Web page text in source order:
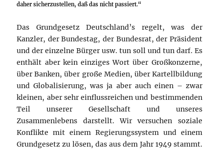
daher sicherzustellen, daß das nicht passiert.“
Das Grundgesetz Deutschland’s regelt, was der
Kanzler, der Bundestag, der Bundesrat, der Präsident
und der einzelne Bürger usw. tun soll und tun darf. Es
enthält aber kein einziges Wort über Großkonzerne,
über Banken, über große Medien, über Kartellbildung
und Globalisierung, was ja aber auch einen – zwar
kleinen, aber sehr einflussreichen und bestimmenden
Teil unserer Gesellschaft und unseres
Zusammenlebens darstellt. Wir versuchen soziale
Konflikte mit einem Regierungssystem und einem
Grundgesetz zu lösen, das aus dem Jahr 1949 stammt.